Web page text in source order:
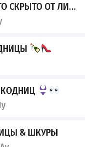
ОТ ЛИШНИХ ГЛАЗ
& ШКУРЫ